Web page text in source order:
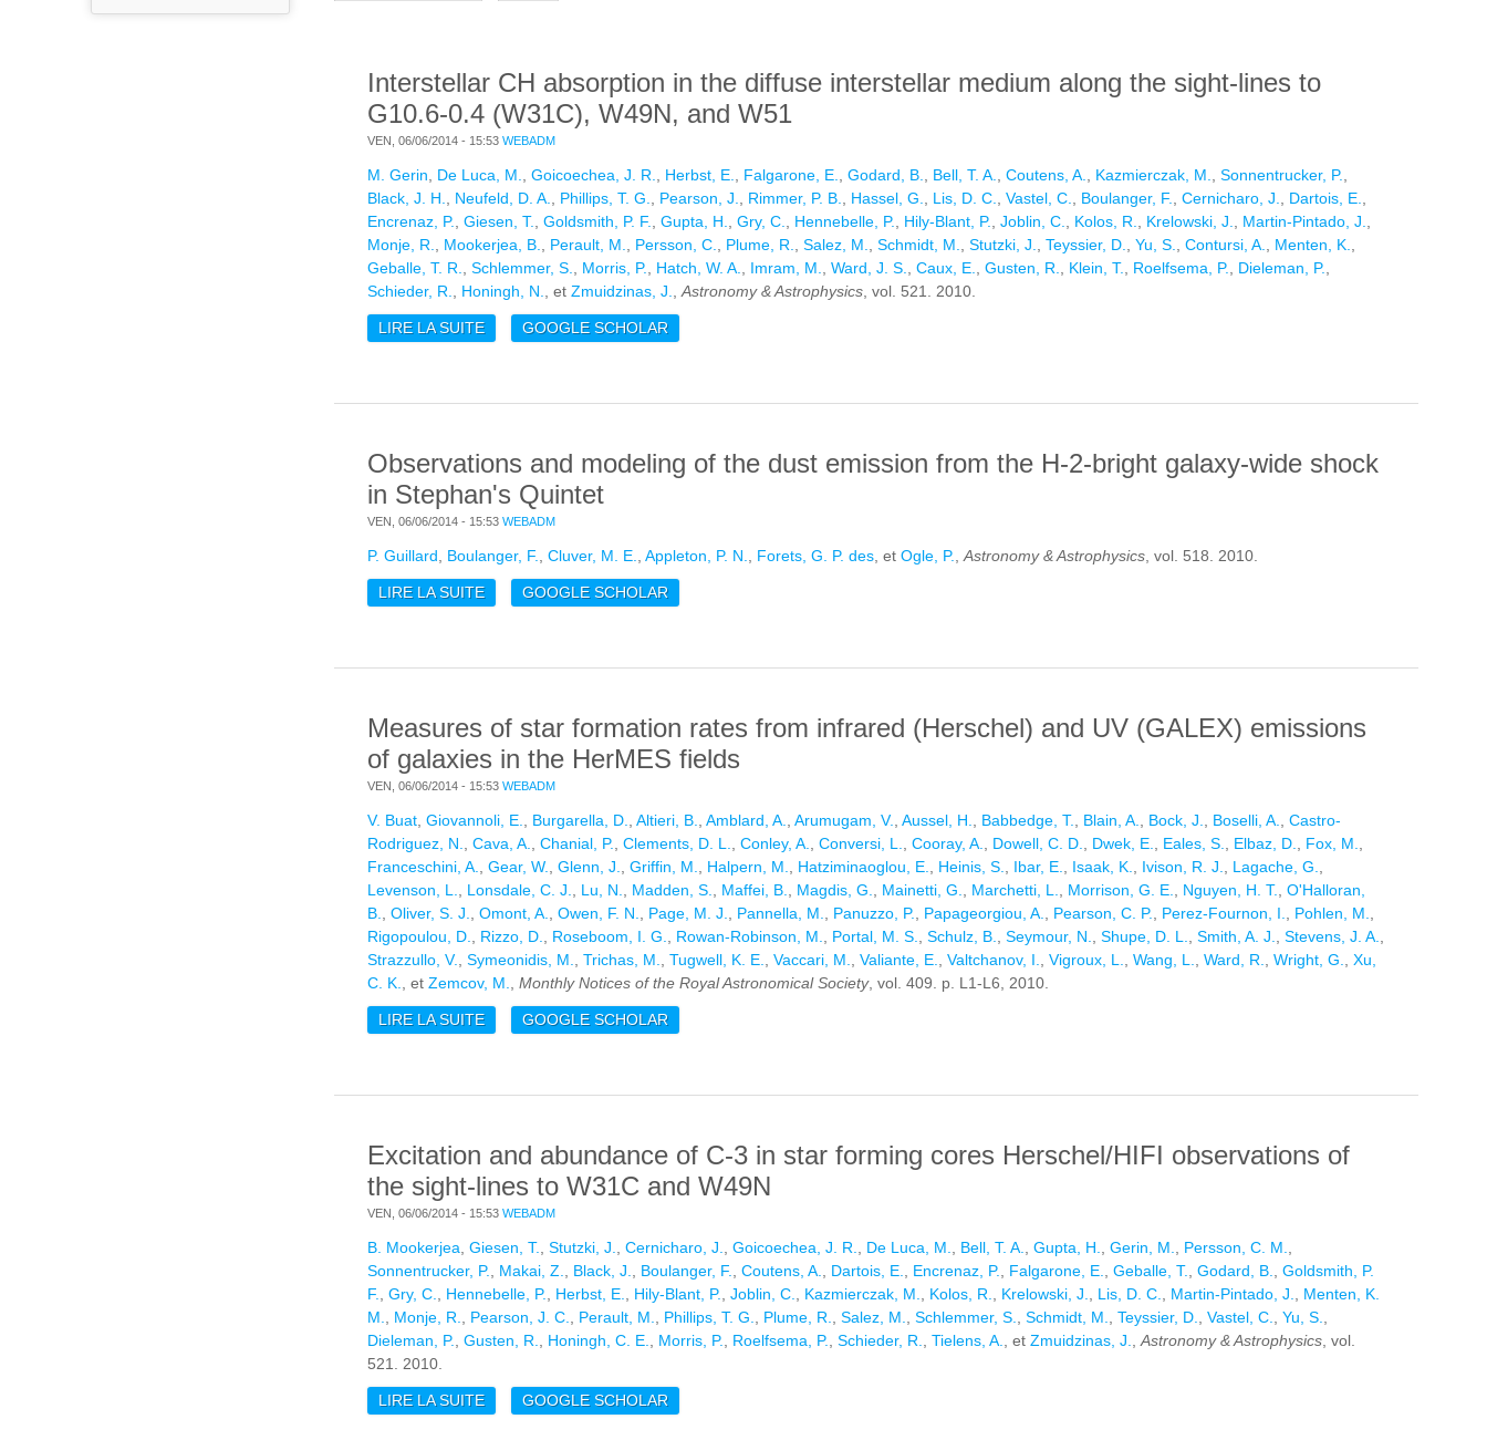
Interstellar CH absorption in the diffuse interstellar medium along the sight-lines to
G10.6-0.4 (W31C), W49N, and W51
VEN, 06/06/2014 - 15:53 WEBADM
M. Gerin, De Luca, M., Goicoechea, J. R., Herbst, E., Falgarone, E., Godard, B., Bell, T. A., Coutens, A., Kazmierczak, M., Sonnentrucker, P.,
Black, J. H., Neufeld, D. A., Phillips, T. G., Pearson, J., Rimmer, P. B., Hassel, G., Lis, D. C., Vastel, C., Boulanger, F., Cernicharo, J., Dartois, E.,
Encrenaz, P., Giesen, T., Goldsmith, P. F., Gupta, H., Gry, C., Hennebelle, P., Hily-Blant, P., Joblin, C., Kolos, R., Krelowski, J., Martin-Pintado, J.,
Monje, R., Mookerjea, B., Perault, M., Persson, C., Plume, R., Salez, M., Schmidt, M., Stutzki, J., Teyssier, D., Yu, S., Contursi, A., Menten, K.,
Geballe, T. R., Schlemmer, S., Morris, P., Hatch, W. A., Imram, M., Ward, J. S., Caux, E., Gusten, R., Klein, T., Roelfsema, P., Dieleman, P.,
Schieder, R., Honingh, N., et Zmuidzinas, J.,Astronomy & Astrophysics, vol. 521. 2010.
LIRE LA SUITEDE INTERSTELLAR CH ABSORPTION IN THE DIFFUSE INTERSTELLAR MEDIUM ALONG THE SIGHT-LINES TO G10.6-0.4
GOOGLE SCHOLAR
Observations and modeling of the dust emission from the H-2-bright galaxy-wide shock
in Stephan's Quintet
VEN, 06/06/2014 - 15:53 WEBADM
P. Guillard, Boulanger, F., Cluver, M. E., Appleton, P. N., Forets, G. P. des, et Ogle, P.,Astronomy & Astrophysics, vol. 518. 2010.
LIRE LA SUITEDE OBSERVATIONS AND MODELING OF THE DUST EMISSION FROM THE H-2-BRIGHT GALAXY-WIDE SHOCK IN STEPHAN'S
GOOGLE SCHOLAR
Measures of star formation rates from infrared (Herschel) and UV (GALEX) emissions
of galaxies in the HerMES fields
VEN, 06/06/2014 - 15:53 WEBADM
V. Buat, Giovannoli, E., Burgarella, D., Altieri, B., Amblard, A., Arumugam, V., Aussel, H., Babbedge, T., Blain, A., Bock, J., Boselli, A., Castro-
Rodriguez, N., Cava, A., Chanial, P., Clements, D. L., Conley, A., Conversi, L., Cooray, A., Dowell, C. D., Dwek, E., Eales, S., Elbaz, D., Fox, M.,
Franceschini, A., Gear, W., Glenn, J., Griffin, M., Halpern, M., Hatziminaoglou, E., Heinis, S., Ibar, E., Isaak, K., Ivison, R. J., Lagache, G.,
Levenson, L., Lonsdale, C. J., Lu, N., Madden, S., Maffei, B., Magdis, G., Mainetti, G., Marchetti, L., Morrison, G. E., Nguyen, H. T., O'Halloran,
B., Oliver, S. J., Omont, A., Owen, F. N., Page, M. J., Pannella, M., Panuzzo, P., Papageorgiou, A., Pearson, C. P., Perez-Fournon, I., Pohlen, M.,
Rigopoulou, D., Rizzo, D., Roseboom, I. G., Rowan-Robinson, M., Portal, M. S., Schulz, B., Seymour, N., Shupe, D. L., Smith, A. J., Stevens, J. A.,
Strazzullo, V., Symeonidis, M., Trichas, M., Tugwell, K. E., Vaccari, M., Valiante, E., Valtchanov, I., Vigroux, L., Wang, L., Ward, R., Wright, G., Xu,
C. K., et Zemcov, M., Monthly Notices of the Royal Astronomical Society, vol. 409. p. L1-L6, 2010.
LIRE LA SUITEDE MEASURES OF STAR FORMATION RATES FROM INFRARED (HERSCHEL) AND UV (GALEX) EMISSIONS OF GALAXIES IN
GOOGLE SCHOLAR
Excitation and abundance of C-3 in star forming cores Herschel/HIFI observations of
the sight-lines to W31C and W49N
VEN, 06/06/2014 - 15:53 WEBADM
B. Mookerjea, Giesen, T., Stutzki, J., Cernicharo, J., Goicoechea, J. R., De Luca, M., Bell, T. A., Gupta, H., Gerin, M., Persson, C. M.,
Sonnentrucker, P., Makai, Z., Black, J., Boulanger, F., Coutens, A., Dartois, E., Encrenaz, P., Falgarone, E., Geballe, T., Godard, B., Goldsmith, P.
F., Gry, C., Hennebelle, P., Herbst, E., Hily-Blant, P., Joblin, C., Kazmierczak, M., Kolos, R., Krelowski, J., Lis, D. C., Martin-Pintado, J., Menten, K.
M., Monje, R., Pearson, J. C., Perault, M., Phillips, T. G., Plume, R., Salez, M., Schlemmer, S., Schmidt, M., Teyssier, D., Vastel, C., Yu, S.,
Dieleman, P., Gusten, R., Honingh, C. E., Morris, P., Roelfsema, P., Schieder, R., Tielens, A., et Zmuidzinas, J.,Astronomy & Astrophysics, vol.
521. 2010.
LIRE LA SUITEDE EXCITATION AND ABUNDANCE OF C-3 IN STAR FORMING CORES HERSCHEL/HIFI OBSERVATIONS OF THE SIGHT-LINES
GOOGLE SCHOLAR